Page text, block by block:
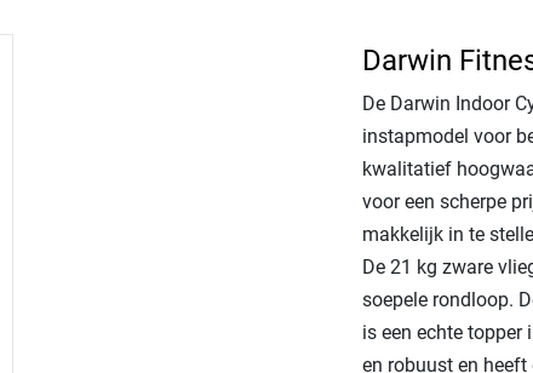
Darwin
De Darwin Indoor
instapmodel voor
kwalitatief
voor een scherpe
makkelijk in te
De 21 kg zware
soepele rondloop.
is een echte topper
en robuust en